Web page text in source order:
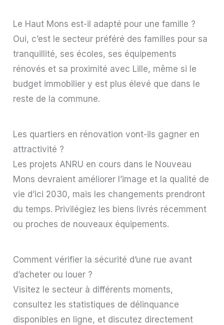
Le Haut Mons est-il adapté pour une famille ?
Oui, c’est le secteur préféré des familles pour sa
tranquillité, ses écoles, ses équipements
rénovés et sa proximité avec Lille, même si le
budget immobilier y est plus élevé que dans le
reste de la commune.
Les quartiers en rénovation vont-ils gagner en
attractivité ?
Les projets ANRU en cours dans le Nouveau
Mons devraient améliorer l’image et la qualité de
vie d’ici 2030, mais les changements prendront
du temps. Privilégiez les biens livrés récemment
ou proches de nouveaux équipements.
Comment vérifier la sécurité d’une rue avant
d’acheter ou louer ?
Visitez le secteur à différents moments,
consultez les statistiques de délinquance
disponibles en ligne, et discutez directement